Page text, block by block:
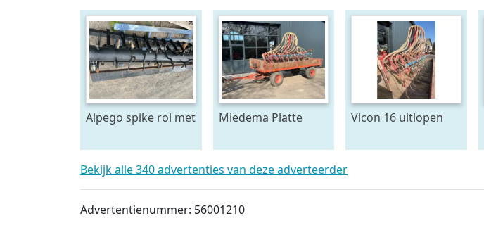
Alpego spike rol met
Miedema Platte
Vicon 16 uitlopen
Bekijk alle 340 advertenties van deze adverteerder
Advertentienummer: 56001210